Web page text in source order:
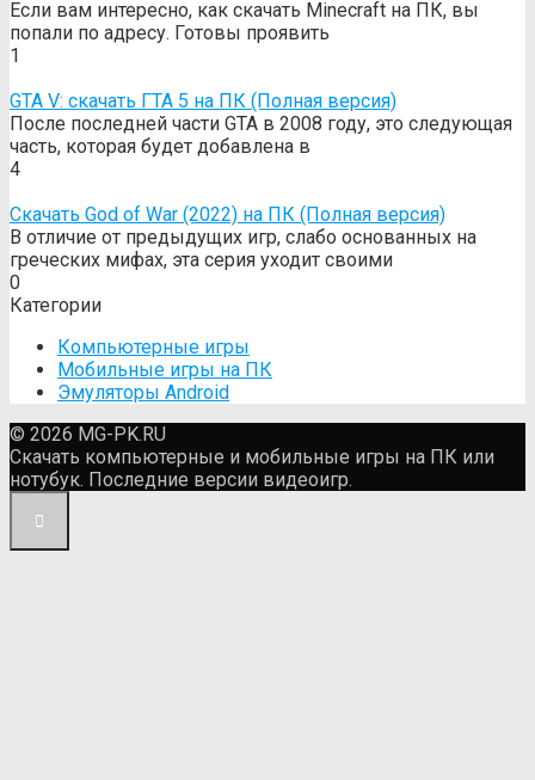
Если вам интересно, как скачать Minecraft на ПК, вы
попали по адресу. Готовы проявить
1
GTA V: cкачать ГТА 5 на ПК (Полная версия)
После последней части GTA в 2008 году, это следующая
часть, которая будет добавлена в
4
Cкачать God of War (2022) на ПК (Полная версия)
В отличие от предыдущих игр, слабо основанных на
греческих мифах, эта серия уходит своими
0
Категории
Компьютерные игры
Мобильные игры на ПК
Эмуляторы Android
© 2026 MG-PK.RU
Скачать компьютерные и мобильные игры на ПК или
нотубук. Последние версии видеоигр.